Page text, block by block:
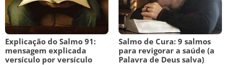
Explicação do Salmo 91:
mensagem explicada
versículo por versículo
Salmo de Cura: 9 salmos
para revigorar a saúde (a
Palavra de Deus salva)